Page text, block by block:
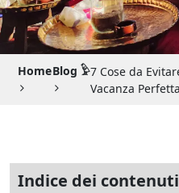
Blog 𓁐
Guida di Viaggio 𓉔
Guida di Viaggio Giordania
HomeBlog 𓅱7 Cose da
Vacanza Perfetta
Indice dei